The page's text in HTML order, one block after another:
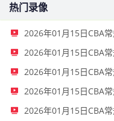
热门录像
2026年01月15日CBA
2026年01月15日CBA
2026年01月15日CBA
2026年01月15日CBA
2026年01月15日CBA